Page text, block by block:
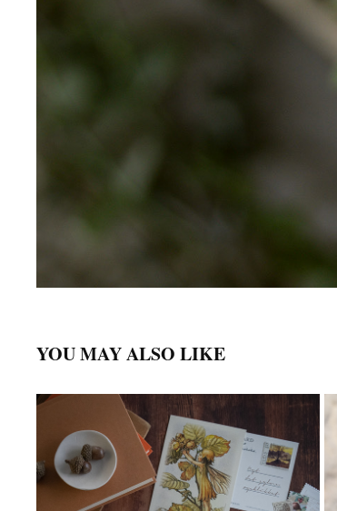
YOU MAY ALSO LIKE